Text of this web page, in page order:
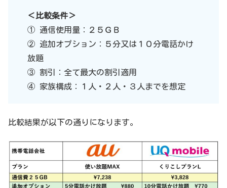
＜比較条件＞
① 通信使用量：２５ＧＢ
② 追加オプション：５分又は１０分電話かけ
放題
③ 割引：全て最大の割引適用
④ 家族構成：１人・２人・３人までを想定
比較結果が以下の通りになります。